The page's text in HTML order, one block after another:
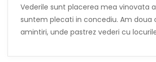
Vederile sunt placerea mea vinovata
suntem plecati in concediu. Am doua
amintiri, unde pastrez vederi cu